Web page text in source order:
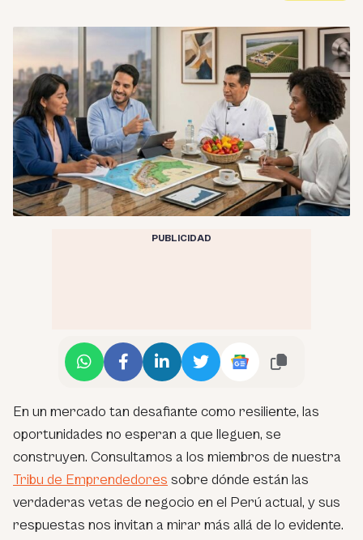
PUBLICIDAD
En un mercado tan desafiante como resiliente, las
oportunidades no esperan a que lleguen, se
construyen. Consultamos a los miembros de nuestra
Tribu de Emprendedores sobre dónde están las
verdaderas vetas de negocio en el Perú actual, y sus
respuestas nos invitan a mirar más allá de lo evidente.